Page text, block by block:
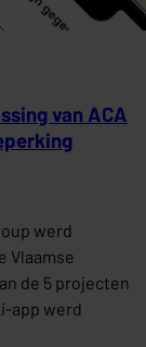
van ACA
werd
Vlaamse
de 5 projecten
app werd